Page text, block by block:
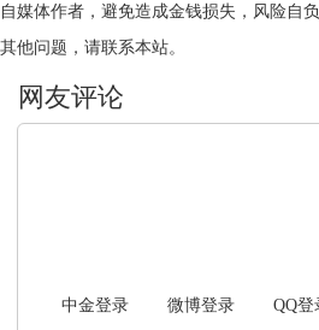
自媒体作者，避免造成金钱损失，风险自
其他问题，请联系本站。
中金登录 微博登录 QQ登